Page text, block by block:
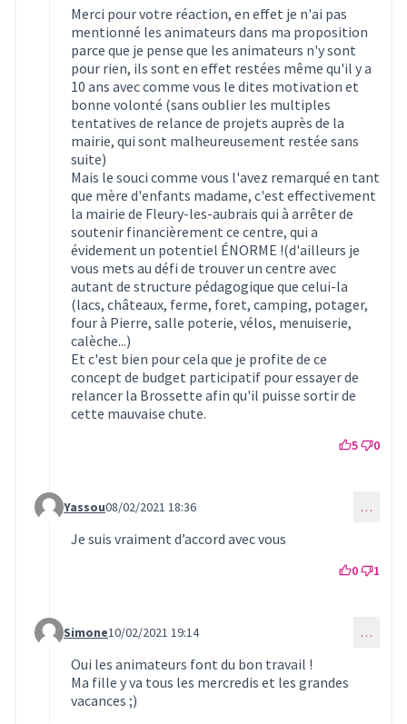
Merci pour votre réaction, en effet je n'ai pas
mentionné les animateurs dans ma proposition
parce que je pense que les animateurs n'y sont
pour rien, ils sont en effet restées même qu'il y a
10 ans avec comme vous le dites motivation et
bonne volonté (sans oublier les multiples
tentatives de relance de projets auprès de la
mairie, qui sont malheureusement restée sans
suite)
Mais le souci comme vous l'avez remarqué en tant
que mère d'enfants madame, c'est effectivement
la mairie de Fleury-les-aubrais qui à arrêter de
soutenir financièrement ce centre, qui a
évidement un potentiel ÉNORME !(d'ailleurs je
vous mets au défi de trouver un centre avec
autant de structure pédagogique que celui-la
(lacs, châteaux, ferme, foret, camping, potager,
four à Pierre, salle poterie, vélos, menuiserie,
calèche...)
Et c'est bien pour cela que je profite de ce
concept de budget participatif pour essayer de
relancer la Brossette afin qu'il puisse sortir de
cette mauvaise chute.
5 0
Commentaire 255 (réponse au commentaire 248)
Yassou08/02/2021 18:36 …
Je suis vraiment d’accord avec vous
0 1
Commentaire 259 (réponse au commentaire 248)
Simone10/02/2021 19:14 …
Oui les animateurs font du bon travail !
Ma fille y va tous les mercredis et les grandes
vacances ;)